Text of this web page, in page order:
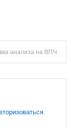
Расшифровка анализа на ВПЧ
.